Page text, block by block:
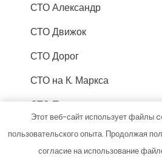
СТО Александр
СТО Движок
СТО Дорог
СТО на К. Маркса
СТО Партнер
СТО Профи
СТОрук
Этот веб-сайт использует файлы
пользовательского опыта. Продолжая
согласие на использование